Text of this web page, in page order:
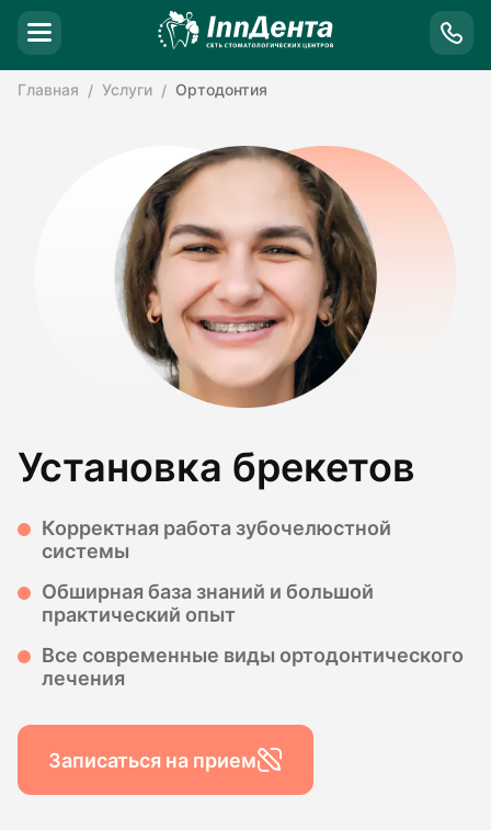
Главная Услуги Ортодонтия
Установка брекетов
Корректная работа зубочелюстной
системы
Обширная база знаний и большой
практический опыт
Все современные виды ортодонтического
лечения
Записаться на прием